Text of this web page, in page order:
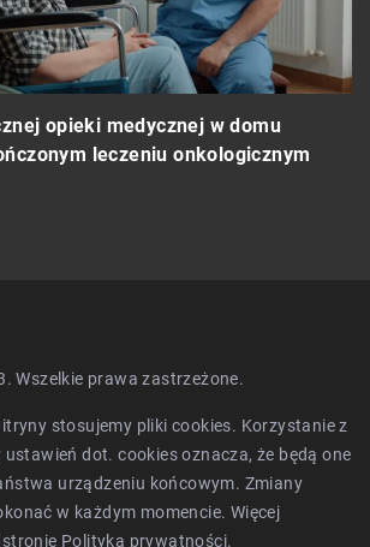
opieki medycznej w domu
leczeniu onkologicznym
Wszelkie prawa zastrzeżone.
stosujemy pliki cookies. Korzystanie z
dot. cookies oznacza, że będą one
urządzeniu końcowym. Zmiany
w każdym momencie. Więcej
Polityka prywatności.